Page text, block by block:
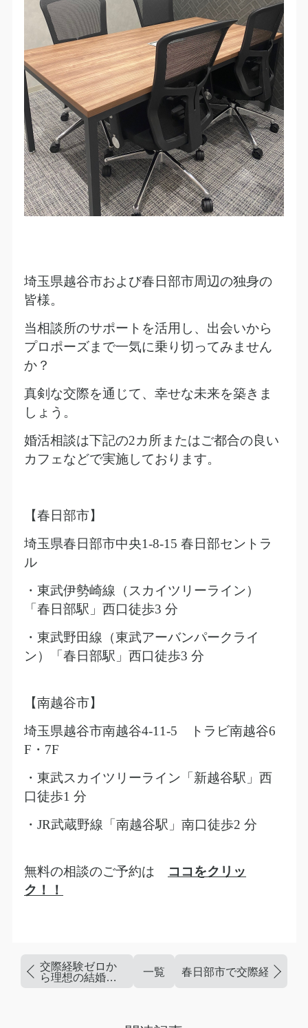
埼玉県越谷市および春日部市周辺の独身の
皆様。
当相談所のサポートを活用し、出会いから
プロポーズまで一気に乗り切ってみません
か？
真剣な交際を通じて、幸せな未来を築きま
しょう。
婚活相談は下記の2カ所またはご都合の良い
カフェなどで実施しております。
【春日部市】
埼玉県春日部市中央1-8-15 春日部セントラ
ル
・東武伊勢崎線（スカイツリーライン）
「春日部駅」西口徒歩3 分
・東武野田線（東武アーバンパークライ
ン）「春日部駅」西口徒歩3 分
【南越谷市】
埼玉県越谷市南越谷4-11-5 トラビ南越谷6
F ・ 7F
・東武スカイツリーライン「新越谷駅」西
口徒歩1 分
・ JR武蔵野線「南越谷駅」南口徒歩2 分
無料の相談のご予約は ココをクリッ
ク！！
交際経験ゼロか
ら理想の結婚
一覧 春日部市で交際経験が少